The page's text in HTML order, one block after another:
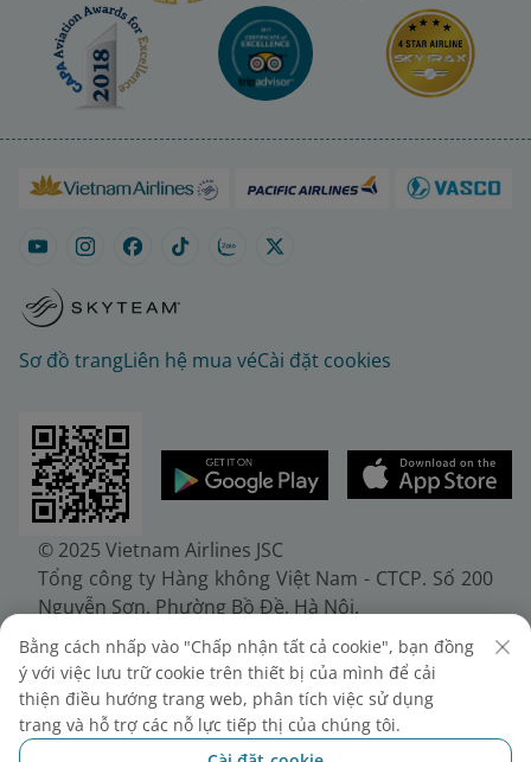
Sơ đồ trangLiên hệ mua véCài đặt cookies
© 2025 Vietnam Airlines JSC
Tổng công ty Hàng không Việt Nam - CTCP. Số 200
Nguyễn Sơn, Phường Bồ Đề, Hà Nội.
Điện thoại: (+84-24) 38272289. Fax: (+84-24)
38722375
Giấy chứng nhận đăng ký doanh nghiệp, mã số
doanh nghiệp 0100107518, đăng ký lần đầu ngày
30/6/2010, đăng ký thay đổi lần thứ 10 ngày
Bằng cách nhấp vào "Chấp nhận tất cả cookie", bạn đồng
ý với việc lưu trữ cookie trên thiết bị của mình để cải
thiện điều hướng trang web, phân tích việc sử dụng
trang và hỗ trợ các nỗ lực tiếp thị của chúng tôi.